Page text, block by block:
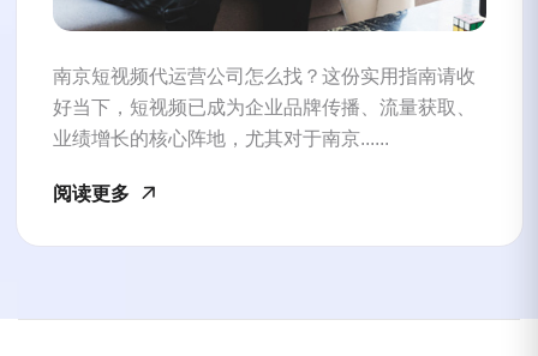
南京短视频代运营公司怎么找？这份实用指南请收
好当下，短视频已成为企业品牌传播、流量获取、
业绩增长的核心阵地，尤其对于南京......
阅读更多